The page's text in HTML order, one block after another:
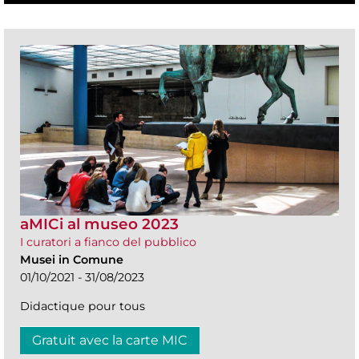
aMICi al museo 2023
I curatori a fianco del pubblico
Musei in Comune
01/10/2021 - 31/08/2023
Didactique pour tous
Gratuit avec la carte MIC